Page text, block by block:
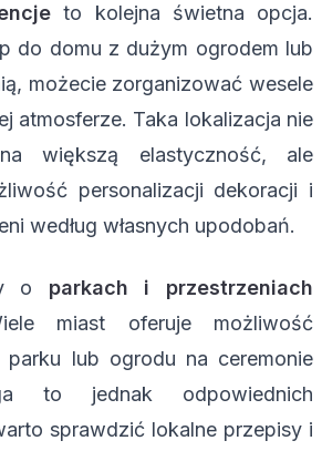
to kolejna świetna opcja.
do domu z dużym ogrodem lub
możecie zorganizować wesele
atmosferze. Taka lokalizacja nie
większą elastyczność, ale
personalizacji dekoracji i
według własnych upodobań.
o parkach i przestrzeniach
miast oferuje możliwość
lub ogrodu na ceremonie
to jednak odpowiednich
sprawdzić lokalne przepisy i